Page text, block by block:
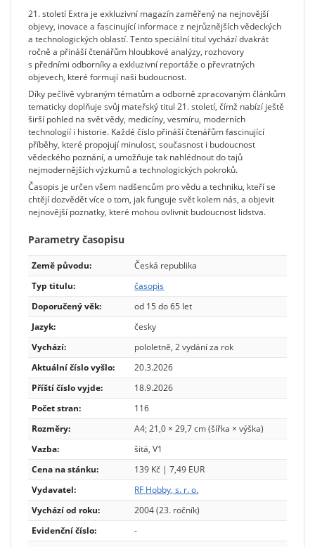
21. století Extra je exkluzivní magazín zaměřený na nejnovější
objevy, inovace a fascinující informace z nejrůznějších vědeckých
a technologických oblastí. Tento speciální titul vychází dvakrát
ročně a přináší čtenářům hloubkové analýzy, rozhovory
s předními odborníky a exkluzivní reportáže o převratných
objevech, které formují naši budoucnost.
Díky pečlivě vybraným tématům a odborně zpracovaným článkům
tematicky doplňuje svůj mateřský titul 21. století, čímž nabízí ještě
širší pohled na svět vědy, medicíny, vesmíru, moderních
technologií i historie. Každé číslo přináší čtenářům fascinující
příběhy, které propojují minulost, současnost i budoucnost
vědeckého poznání, a umožňuje tak nahlédnout do tajů
nejmodernějších výzkumů a technologických pokroků.
Časopis je určen všem nadšencům pro vědu a techniku, kteří se
chtějí dozvědět více o tom, jak funguje svět kolem nás, a objevit
nejnovější poznatky, které mohou ovlivnit budoucnost lidstva.
Parametry časopisu
Země původu:
Česká republika
Typ titulu:
časopis
Doporučený věk:
od 15 do 65 let
Jazyk:
česky
Vychází:
pololetně, 2 vydání za rok
Aktuální číslo vyšlo:
20.3.2026
Příští číslo vyjde:
18.9.2026
Počet stran:
116
Rozměry:
A4; 21,0 × 29,7 cm (šířka × výška)
Vazba:
šitá, V1
Cena na stánku:
139 Kč | 7,49 EUR
Vydavatel:
RF Hobby, s. r. o.
Vychází od roku:
2004 (23. ročník)
Evidenční číslo:
-